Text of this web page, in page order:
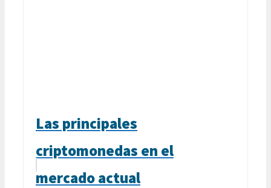
Las principales
criptomonedas en el
mercado actual